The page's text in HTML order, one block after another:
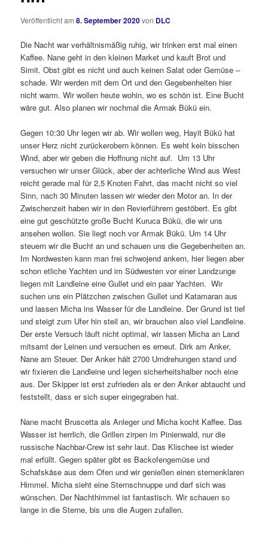
Veröffentlicht am8. September 2020von DLC
Die Nacht war verhältnismäßig ruhig, wir trinken erst mal einen
Kaffee. Nane geht in den kleinen Market und kauft Brot und
Simit. Obst gibt es nicht und auch keinen Salat oder Gemüse –
schade. Wir werden mit dem Ort und den Gegebenheiten hier
nicht warm. Wir wollen heute wohin, wo es schön ist. Eine Bucht
wäre gut. Also planen wir nochmal die Armak Bükü ein.
Gegen 10:30 Uhr legen wir ab. Wir wollen weg, Hayit Bükü hat
unser Herz nicht zurückerobern können. Es weht kein bisschen
Wind, aber wir geben die Hoffnung nicht auf. Um 13 Uhr
versuchen wir unser Glück, aber der achterliche Wind aus West
reicht gerade mal für 2,5 Knoten Fahrt, das macht nicht so viel
Sinn, nach 30 Minuten lassen wir wieder den Motor an. In der
Zwischenzeit haben wir in den Revierführern gestöbert. Es gibt
eine gut geschützte große Bucht Kuruca Bükü, die wir uns
ansehen wollen. Sie liegt noch vor Armak Bükü. Um 14 Uhr
steuern wir die Bucht an und schauen uns die Gegebenheiten an.
Im Nordwesten kann man frei schwojend ankern, hier liegen aber
schon etliche Yachten und im Südwesten vor einer Landzunge
liegen mit Landleine eine Gullet und ein paar Yachten. Wir
suchen uns ein Plätzchen zwischen Gullet und Katamaran aus
und lassen Micha ins Wasser für die Landleine. Der Grund ist tief
und steigt zum Ufer hin steil an, wir brauchen also viel Landleine.
Der erste Versuch läuft nicht optimal, wir lassen Micha an Land
mitsamt der Leinen und versuchen es erneut. Dirk am Anker,
Nane am Steuer. Der Anker hält 2700 Umdrehungen stand und
wir fixieren die Landleine und legen sicherheitshalber noch eine
aus. Der Skipper ist erst zufrieden als er den Anker abtaucht und
feststellt, dass er sich super eingegraben hat.
Nane macht Bruscetta als Anleger und Micha kocht Kaffee. Das
Wasser ist herrlich, die Grillen zirpen im Pinienwald, nur die
russische Nachbar-Crew ist sehr laut. Das Klischee ist wieder
mal erfüllt. Gegen später gibt es Backofengemüse und
Schafskäse aus dem Ofen und wir genießen einen sternenklaren
Himmel. Micha sieht eine Sternschnuppe und darf sich was
wünschen. Der Nachthimmel ist fantastisch. Wir schauen so
lange in die Sterne, bis uns die Augen zufallen.